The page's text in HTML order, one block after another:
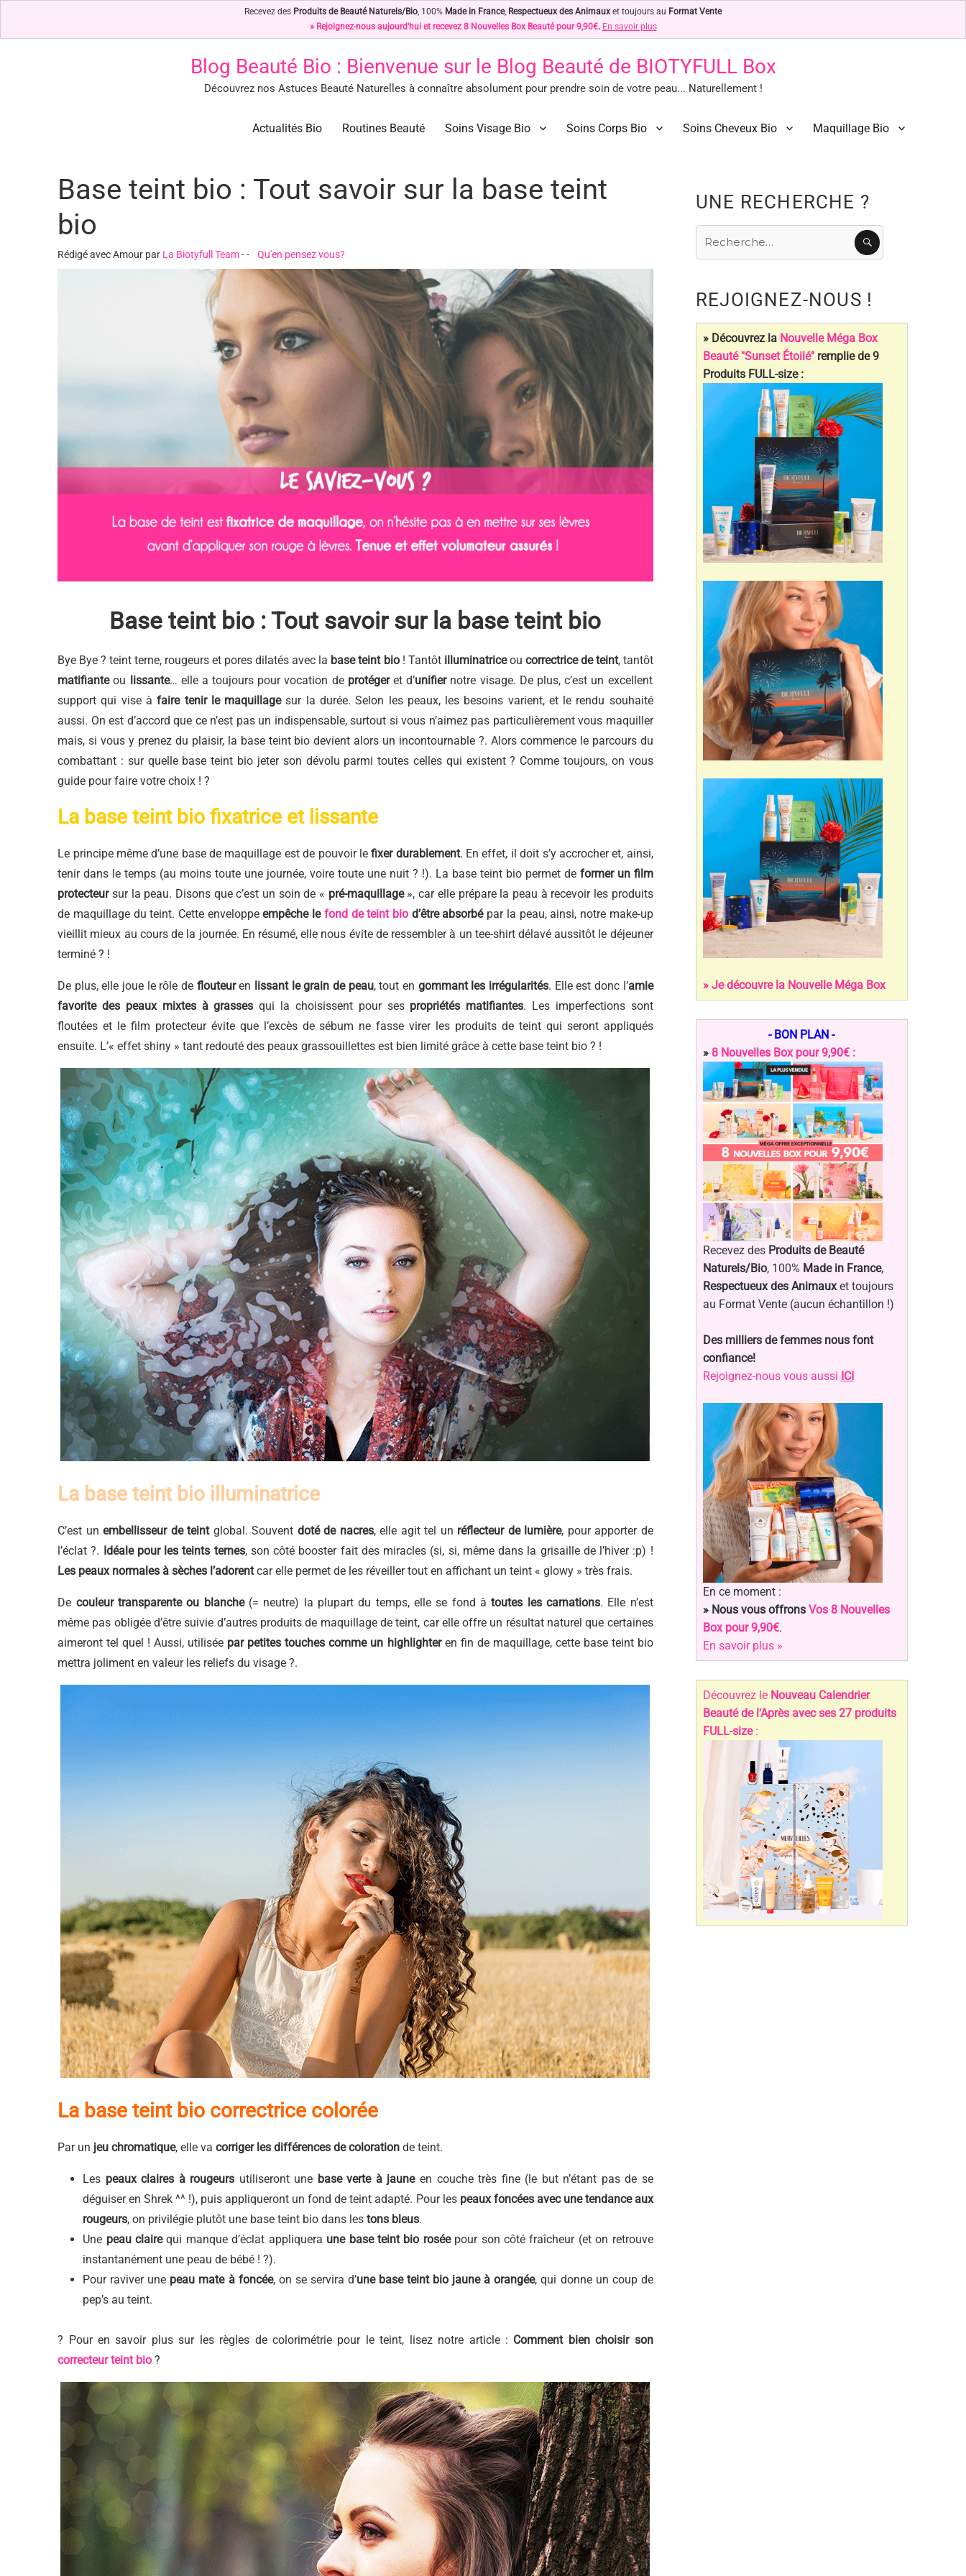
Recevez des Produits de Beauté Naturels/Bio, 100% Made in France, Respectueux des Animauxet toujours au Format Vente
» Rejoignez-nous aujourd'hui et recevez 8 Nouvelles Box Beauté pour 9,90€. En savoir plus
Blog Beauté Bio : Bienvenue sur le Blog Beauté de BIOTYFULL Box
Découvrez nos Astuces Beauté Naturelles à connaître absolument pour prendre soin de votre peau... Naturellement !
Blog Beauté Bio : Notre Top des Astuces Beauté Naturelles !
Blog Beauté Bio : Découvrez nos Secrets de Beauté Bio & Naturels à connaître absolument pour prendre soin de votre peau… Naturellement !
Actualités Bio Routines Beauté Soins Visage Bio Soins Corps Bio Soins Cheveux Bio Maquillage Bio
Base teint bio : Tout savoir sur la base teint
bio
Rédigé avec Amour par La Biotyfull Team-- Qu'en pensez vous?
Base teint bio : Tout savoir sur la base teint bio
Bye Bye ? teint terne, rougeurs et pores dilatés avec la base teint bio! Tantôt illuminatriceou correctrice de teint, tantôt
matifianteou lissante… elle a toujours pour vocation de protégeret d’unifiernotre visage. De plus, c’est un excellent
support qui vise àfaire tenir le maquillagesur la durée. Selon les peaux, les besoins varient, et le rendu souhaité
aussi. On est d’accord que ce n’est pas un indispensable, surtout si vous n’aimez pas particulièrement vous maquiller
mais, si vous y prenez du plaisir, la base teint bio devient alors un incontournable ?. Alors commence le parcours du
combattant : sur quelle base teint bio jeter son dévolu parmi toutes celles qui existent ? Comme toujours, on vous
guide pour faire votre choix ! ?
La base teint bio fixatrice et lissante
Le principe même d’une base de maquillage est de pouvoir lefixer durablement. En effet, il doit s’y accrocher et, ainsi,
tenir dans le temps (au moins toute une journée, voire toute une nuit ? !). La base teint bio permet de former un film
protecteursur la peau. Disons que c’est un soin de « pré-maquillage», car elle prépare la peau à recevoir les produits
de maquillage du teint. Cette enveloppeempêche le fond de teint bio d’être absorbépar la peau, ainsi, notre make-up
vieillit mieux au cours de la journée. En résumé, elle nous évite de ressembler à un tee-shirt délavé aussitôt le déjeuner
terminé ? !
De plus, elle joue le rôle de flouteuren lissant le grain de peau, tout en gommant les irrégularités. Elle est donc l’amie
favorite des peaux mixtes à grasses qui la choisissent pour ses propriétés matifiantes. Les imperfections sont
floutées et le film protecteur évite que l’excès de sébum ne fasse virer les produits de teint qui seront appliqués
ensuite. L’« effet shiny » tant redouté des peaux grassouillettes est bien limité grâce à cette base teint bio ? !
La base teint bio illuminatrice
C’est unembellisseur de teintglobal. Souvent doté de nacres, elle agit tel un réflecteur de lumière, pour apporter de
l’éclat ?. Idéale pour les teints ternes, son côté booster fait des miracles (si, si, même dans la grisaille de l’hiver :p) !
Les peaux normales à sèches l’adorentcar elle permet de les réveiller tout en affichant un teint « glowy » très frais.
De couleur transparente ou blanche(= neutre) la plupart du temps, elle se fond àtoutes les carnations. Elle n’est
même pas obligée d’être suivie d’autres produits de maquillage de teint, car elle offre un résultat naturel que certaines
aimeront tel quel ! Aussi, utilisée par petites touches comme un highlighteren fin de maquillage, cette base teint bio
mettra joliment en valeur les reliefs du visage ?.
La base teint bio correctrice colorée
Par un jeu chromatique, elle vacorriger les différences de coloration de teint.
Les peaux claires à rougeurs utiliseront une base verte à jauneen couche très fine (le but n’étant pas de se
déguiser en Shrek ^^ !), puis appliqueront un fond de teint adapté. Pour les peaux foncées avec une tendance aux
rougeurs, on privilégie plutôt une base teint bio dans lestons bleus.
Une peau clairequi manque d’éclat appliquera une base teint bio roséepour son côté fraîcheur (et on retrouve
instantanément une peau de bébé ! ?).
Pour raviver une peau mate à foncée, on se servira d’une base teint bio jaune à orangée, qui donne un coup de
pep’s au teint.
? Pour en savoir plus sur les règles de colorimétrie pour le teint, lisez notre article : Comment bien choisir son
correcteur teint bio ?
UNE RECHERCHE ?
REJOIGNEZ-NOUS !
» Découvrez la Nouvelle Méga Box
Beauté "Sunset Étoilé"remplie de 9
Produits FULL-size :
» Je découvre la Nouvelle Méga Box
- BON PLAN -
» 8 Nouvelles Box pour 9,90€ :
Recevez des Produits de Beauté
Naturels/Bio, 100% Made in France,
Respectueux des Animauxet toujours
au Format Vente (aucun échantillon !)
Des milliers de femmes nous font
confiance!
Rejoignez-nous vous aussi ICI
En ce moment :
» Nous vous offrons Vos 8 Nouvelles
Box pour 9,90€.
En savoir plus »
Découvrez le Nouveau Calendrier
Beauté de l'Après avec ses 27 produits
FULL-size: